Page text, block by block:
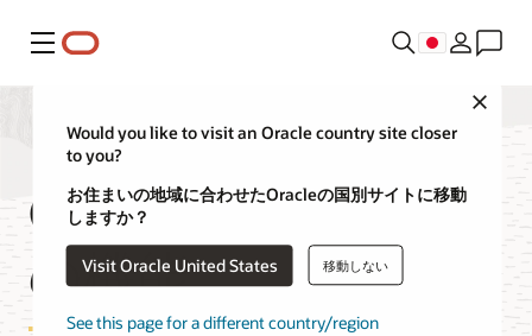
メニュー
Would you like to visit an Oracle country site closer
to you?
お住まいの地域に合わせたOracleの国別サイトに移動
しますか？
Visit Oracle United States 移動しない
See this page for a different country/region
OCI Batchサービス
の機能